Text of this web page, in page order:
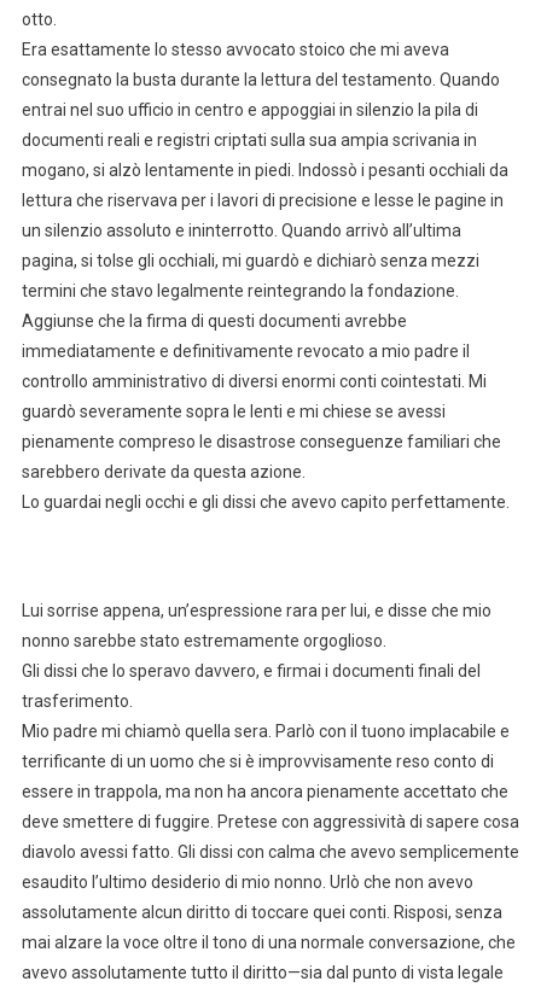
otto.
Era esattamente lo stesso avvocato stoico che mi aveva
consegnato la busta durante la lettura del testamento. Quando
entrai nel suo ufficio in centro e appoggiai in silenzio la pila di
documenti reali e registri criptati sulla sua ampia scrivania in
mogano, si alzò lentamente in piedi. Indossò i pesanti occhiali da
lettura che riservava per i lavori di precisione e lesse le pagine in
un silenzio assoluto e ininterrotto. Quando arrivò all’ultima
pagina, si tolse gli occhiali, mi guardò e dichiarò senza mezzi
termini che stavo legalmente reintegrando la fondazione.
Aggiunse che la firma di questi documenti avrebbe
immediatamente e definitivamente revocato a mio padre il
controllo amministrativo di diversi enormi conti cointestati. Mi
guardò severamente sopra le lenti e mi chiese se avessi
pienamente compreso le disastrose conseguenze familiari che
sarebbero derivate da questa azione.
Lo guardai negli occhi e gli dissi che avevo capito perfettamente.
Lui sorrise appena, un’espressione rara per lui, e disse che mio
nonno sarebbe stato estremamente orgoglioso.
Gli dissi che lo speravo davvero, e firmai i documenti finali del
trasferimento.
Mio padre mi chiamò quella sera. Parlò con il tuono implacabile e
terrificante di un uomo che si è improvvisamente reso conto di
essere in trappola, ma non ha ancora pienamente accettato che
deve smettere di fuggire. Pretese con aggressività di sapere cosa
diavolo avessi fatto. Gli dissi con calma che avevo semplicemente
esaudito l’ultimo desiderio di mio nonno. Urlò che non avevo
assolutamente alcun diritto di toccare quei conti. Risposi, senza
mai alzare la voce oltre il tono di una normale conversazione, che
avevo assolutamente tutto il diritto—sia dal punto di vista legale